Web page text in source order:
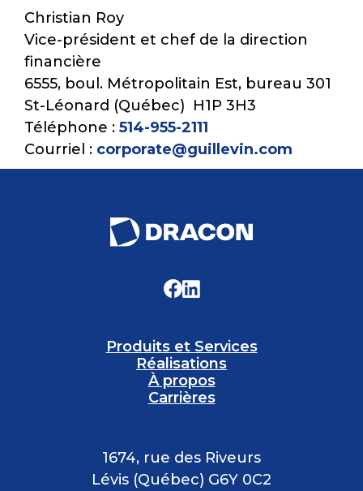
Christian Roy
Vice-président et chef de la direction
financière
6555, boul. Métropolitain Est, bureau 301
St-Léonard (Québec) H1P 3H3
Téléphone : 514-955-2111
Courriel : corporate@guillevin.com
Produits et Services
Réalisations
À propos
Carrières
1674, rue des Riveurs
Lévis (Québec) G6Y 0C2